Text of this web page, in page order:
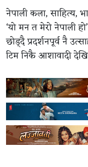
नेपाली कला, साहित्य,
‘यो मन त मेरो नेपाली
छोड्दै प्रदर्शनपूर्व नै
टिम निकै आशावादी